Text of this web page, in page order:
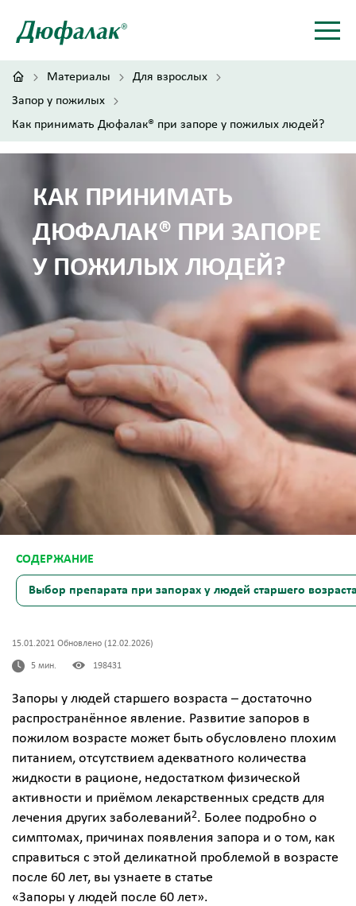
Материалы
Для взрослых
Запор у пожилых
Как принимать Дюфалак® при запоре у пожилых людей?
КАК ПРИНИМАТЬ
ДЮФАЛАК® ПРИ ЗАПОРЕ
У ПОЖИЛЫХ ЛЮДЕЙ?
Выбор препарата при запорах у людей старшего
15.01.2021 Обновлено (12.02.2026)
5 мин. 198431
Запоры у людей старшего возраста – достаточно
распространённое явление. Развитие запоров в
пожилом возрасте может быть обусловлено плохим
питанием, отсутствием адекватного количества
жидкости в рационе, недостатком физической
активности и приёмом лекарственных средств для
лечения других заболеваний2. Более подробно о
симптомах, причинах появления запора и о том, как
справиться с этой деликатной проблемой в возрасте
после 60 лет, вы узнаете в статье
«‎Запоры у людей после 60 лет».